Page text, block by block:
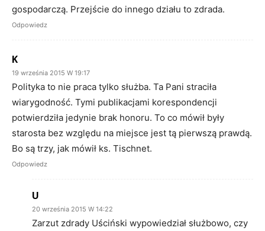
gospodarczą. Przejście do innego działu to zdrada.
Odpowiedz
K
19 września 2015 W 19:17
Polityka to nie praca tylko służba. Ta Pani straciła
wiarygodność. Tymi publikacjami korespondencji
potwierdziła jedynie brak honoru. To co mówił były
starosta bez względu na miejsce jest tą pierwszą prawdą.
Bo są trzy, jak mówił ks. Tischnet.
Odpowiedz
U
20 września 2015 W 14:22
Zarzut zdrady Uściński wypowiedział służbowo, czy